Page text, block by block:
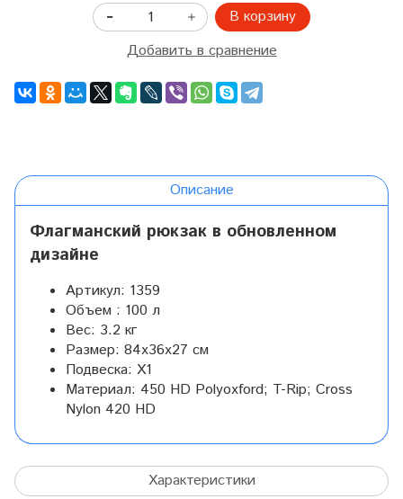
В корзину
Добавить в сравнение
Описание
Флагманский рюкзак в обновленном
дизайне
Артикул: 1359
Объем : 100 л
Вес: 3.2 кг
Размер: 84x36x27 см
Подвеска: X1
Материал: 450 HD Polyoxford; T-Rip; Cross
Nylon 420 HD
Характеристики